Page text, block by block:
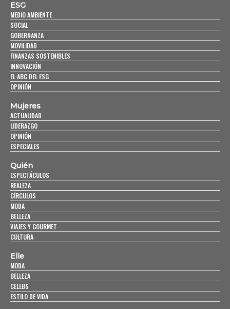
ESG
MEDIO AMBIENTE
SOCIAL
GOBERNANZA
MOVILIDAD
FINANZAS SOSTENIBLES
INNOVACIÓN
EL ABC DEL ESG
OPINIÓN
Mujeres
ACTUALIDAD
LIDERAZGO
OPINIÓN
ESPECIALES
Quién
ESPECTÁCULOS
REALEZA
CÍRCULOS
MODA
BELLEZA
VIAJES Y GOURMET
CULTURA
Elle
MODA
BELLEZA
CELEBS
ESTILO DE VIDA